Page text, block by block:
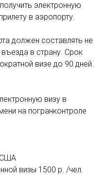
электронную
в аэропорту.
должен составлять не
в страну. Срок
визе до 90 дней.
визу в
на погранконтроле
США
визы 1500 р. /чел.